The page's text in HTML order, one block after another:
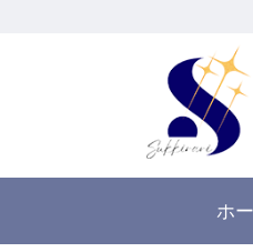
ホ